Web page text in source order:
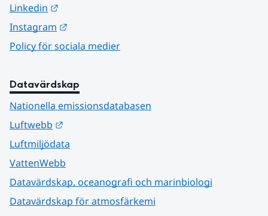
Linkedin
Instagram
Policy för sociala medier
Datavärdskap
Nationella emissionsdatabasen
Luftwebb
Luftmiljödata
VattenWebb
Datavärdskap, oceanografi och marinbiologi
Datavärdskap för atmosfärkemi